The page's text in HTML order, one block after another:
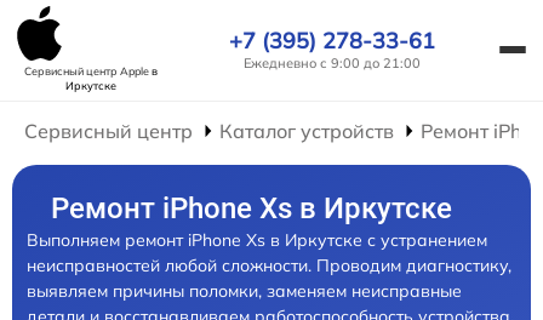
Сервисный центр Appleв
Иркутске
+7 (395) 278-33-61
Ежедневно с 9:00 до 21:00
Сервисный центр Каталог устройств Ремонт
Ремонт iPhone Xs в Иркутске
Выполняем ремонт iPhone Xs в Иркутске с устранением
неисправностей любой сложности. Проводим диагностику,
выявляем причины поломки, заменяем неисправные